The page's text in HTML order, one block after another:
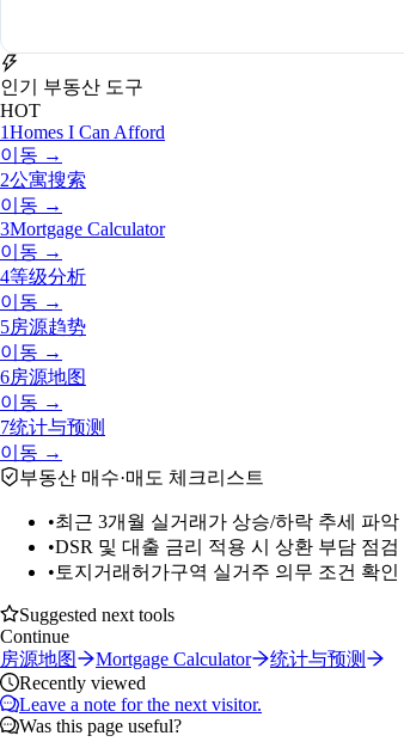
인기 부동산 도구
HOT
1Homes I Can Afford
이동 →
2公寓搜索
이동 →
3Mortgage Calculator
이동 →
4等级分析
이동 →
5房源趋势
이동 →
6房源地图
이동 →
7统计与预测
이동 →
부동산 매수·매도 체크리스트
•최근 3개월 실거래가 상승/하락 추세 파악
•DSR 및 대출 금리 적용 시 상환 부담 점검
• 토지거래허가구역 실거주 의무 조건 확인
Suggested next tools
Continue
房源地图
Mortgage Calculator
统计与预测
Recently viewed
Leave a note for the next visitor.
Was this page useful?